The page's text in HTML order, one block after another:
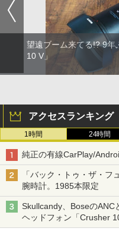
望遠ブーム来てる!? 9年
10 V」
アクセスランキング
1時間 24時間
純正の有線CarPlay/
「バック・トゥ・ザ・
腕時計。1985本限定
Skullcandy、BoseのANC
ヘッドフォン「Crusher